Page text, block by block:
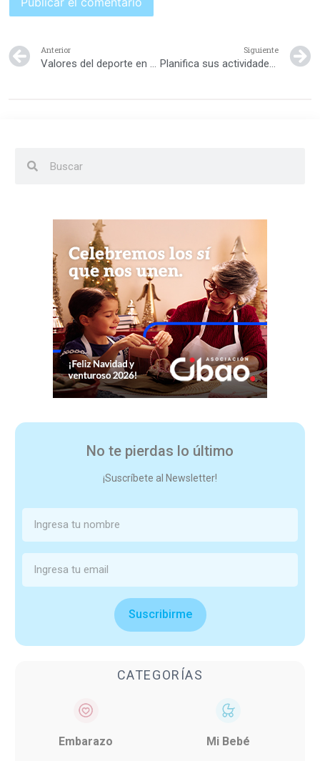
Anterior
Valores del deporte en equipo
Siguiente
Planifica sus actividades extracurriculares
No te pierdas lo último
¡Suscríbete al Newsletter!
Suscribirme
CATEGORÍAS
Embarazo Mi Bebé